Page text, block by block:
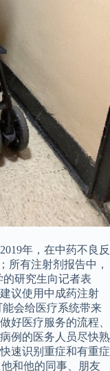
年，在中药不良反
所有注射剂报告中，
的研究生向记者表
议使用中成药注射
会给医疗系统带来
好医疗服务的流程、
例的医务人员尽快熟
速识别重症和有重症
和他的同事、朋友